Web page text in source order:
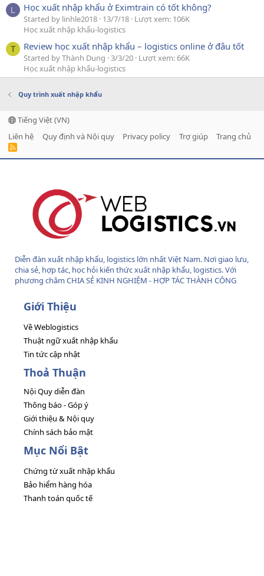
L Học xuất nhập khẩu ở Eximtrain có tốt không?
Started by linhle2018 13/7/18 Lượt xem: 106K
Học xuất nhập khẩu-logistics
T Review học xuất nhập khẩu – logistics online ở đâu tốt
Started by Thành Dung 3/3/20 Lượt xem: 66K
Học xuất nhập khẩu-logistics
Quy trình xuất nhập khẩu
Tiếng Việt (VN)
Liên hệ
Quy định và Nội quy Privacy policy Trợ giúp Trang chủ
R
Diễn đàn xuất nhập khẩu, logistics lớn nhất Việt Nam. Nơi giao lưu,
chia sẻ, hợp tác, học hỏi kiến thức xuất nhập khẩu, logistics. Với
phương châm CHIA SẺ KINH NGHIỆM - HỢP TÁC THÀNH CÔNG
Giới Thiệu
Về Weblogistics
Thuật ngữ xuất nhập khẩu
Tin tức cập nhật
Thoả Thuận
Nội Quy diễn đàn
Thông báo - Góp ý
Giới thiệu & Nội quy
Chính sách bảo mật
Mục Nổi Bật
Chứng từ xuất nhập khẩu
Bảo hiểm hàng hóa
Thanh toán quốc tế